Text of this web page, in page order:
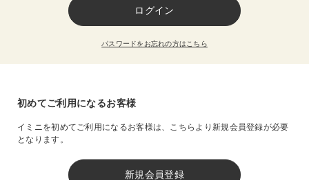
パスワードをお忘れの方はこちら
初めてご利用になるお客様
イミニを初めてご利用になるお客様は、
こちらより新規会員登録が必要
となります。